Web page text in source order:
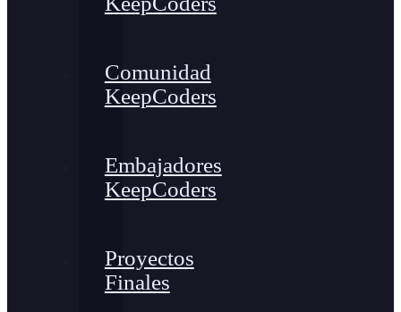
Comunidad
KeepCoders
Embajadores
KeepCoders
Proyectos
Finales